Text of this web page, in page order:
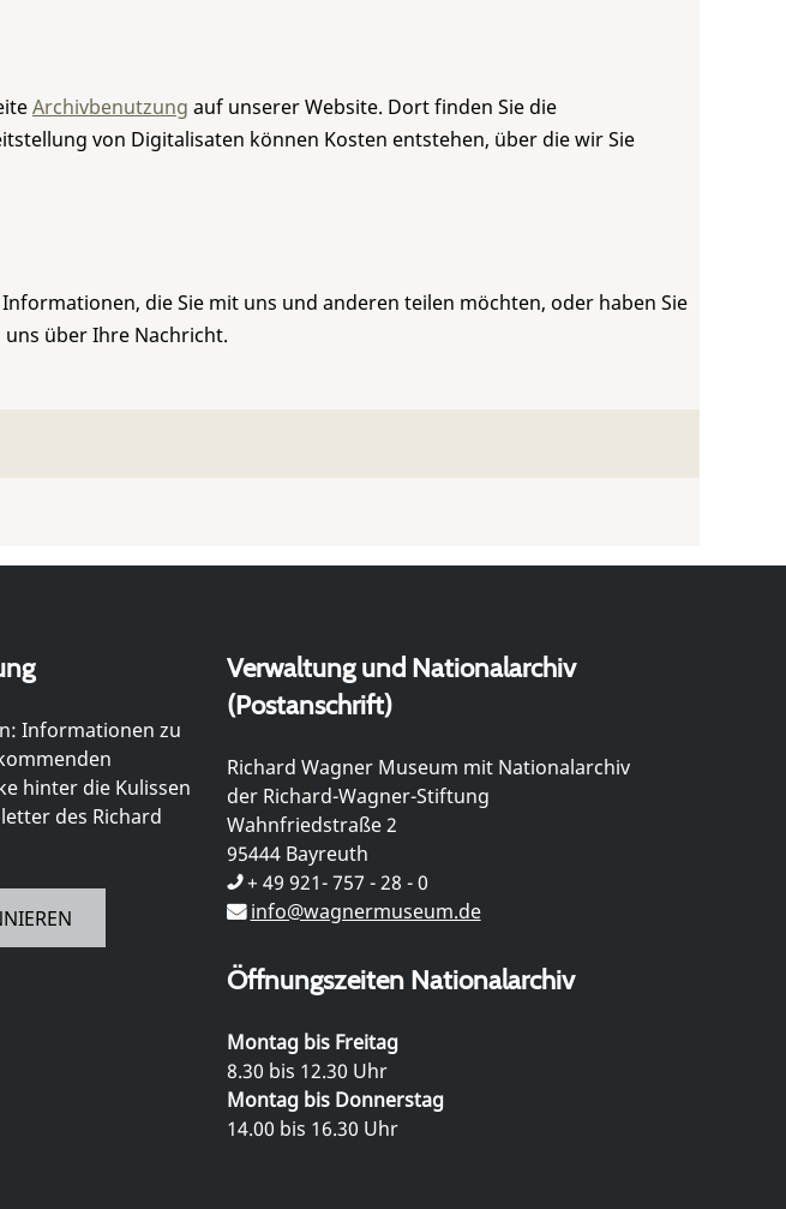
Archivbenutzung auf unserer Website. Dort finden Sie die
von Digitalisaten können Kosten entstehen, über die wir Sie
die Sie mit uns und anderen teilen möchten, oder haben Sie
uns über Ihre Nachricht.
Informationen zu
hinter die Kulissen
des Richard
Verwaltung und Nationalarchiv
(Postanschrift)
Richard Wagner Museum mit Nationalarchiv
der Richard-Wagner-Stiftung
Wahnfriedstraße 2
95444 Bayreuth
+ 49 921- 757 - 28 - 0
info@wagnermuseum.de
Öffnungszeiten Nationalarchiv
Montag bis Freitag
8.30 bis 12.30 Uhr
Montag bis Donnerstag
14.00 bis 16.30 Uhr